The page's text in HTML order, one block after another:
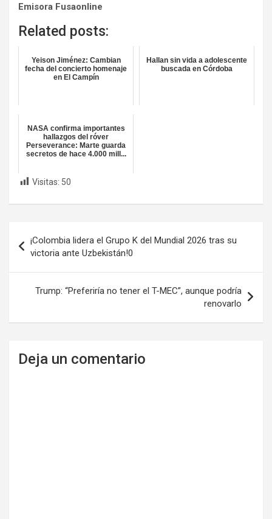
Emisora Fusaonline
Related posts:
Yeison Jiménez: Cambian
fecha del concierto homenaje
en El Campín
Hallan sin vida a adolescente
buscada en Córdoba
NASA confirma importantes
hallazgos del róver
Perseverance: Marte guarda
secretos de hace 4.000 mill...
Visitas: 50
de
entradas
¡Colombia lidera el Grupo K del Mundial 2026 tras su
victoria ante Uzbekistán!0
Trump: “Preferiría no tener el T-MEC”, aunque podría
renovarlo
Deja un comentario